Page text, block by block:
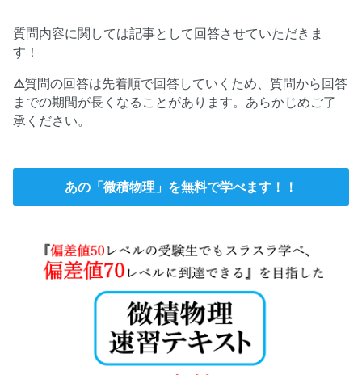
質問内容に関しては記事として回答させていただきま
す！
⚠️質問の回答は先着順で回答していくため、質問から回答
までの期間が長くなることがあります。あらかじめご了
承ください。
あの「微積物理」を無料で学べます！！